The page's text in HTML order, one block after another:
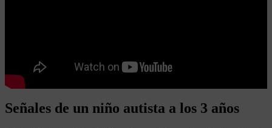
Señales de un niño autista a los 3 años